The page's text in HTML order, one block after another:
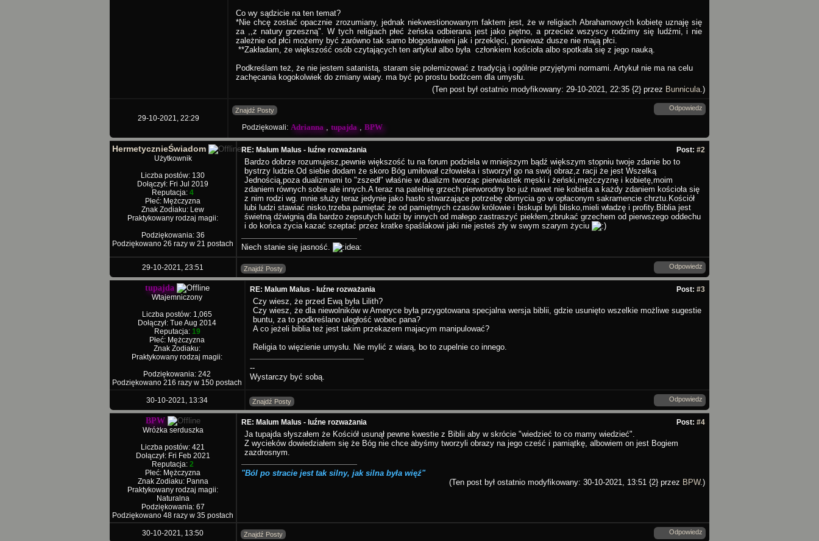
Co wy sądzicie na ten temat?
*Nie chcę zostać opacznie zrozumiany, jednak niekwestionowanym faktem jest, że w religiach Abrahamowych kobietę uznaję się
za ,,z natury grzeszną". W tych religiach płeć żeńska odbierana jest jako piętno, a przecież wszyscy rodzimy się ludźmi, i nie
zależnie od płci możemy być zarówno tak samo błogosławieni jak i przeklęci, ponieważ dusze nie mają płci.
**Zakładam, że większość osób czytających ten artykuł albo była członkiem kościoła albo spotkała się z jego nauką.
Podkreślam też, że nie jestem satanistą, staram się polemizować z tradycją i ogólnie przyjętymi normami. Artykuł nie ma na celu
zachęcania kogokolwiek do zmiany wiary. ma być po prostu bodźcem dla umysłu.
(Ten post był ostatnio modyfikowany: 29-10-2021, 22:35 {2} przez Bunnicula.)
29-10-2021, 22:29
Znajdź Posty Odpowiedz
Podziękowali: Adrianna , tupajda, BPW
HermetycznieŚwiadom
Użytkownik
Liczba postów: 130
Dołączył: Fri Jul 2019
Reputacja: 4
Płeć: Mężczyzna
Znak Zodiaku: Lew
Praktykowany rodzaj magii:
Podziękowania: 36
Podziękowano 26 razy w 21 postach
Post: #2
RE: Malum Malus - luźne rozważania
Bardzo dobrze rozumujesz,pewnie większość tu na forum podziela w mniejszym bądź większym stopniu twoje zdanie bo to
bystrzy ludzie.Od siebie dodam że skoro Bóg umiłował człowieka i stworzył go na swój obraz,z racji że jest Wszelką
Jednością,poza dualizmami to "zszedł" właśnie w dualizm tworząc pierwiastek męski i żeński,mężczyznę i kobietę,moim
zdaniem równych sobie ale innych.A teraz na patelnię grzech pierworodny bo już nawet nie kobieta a każdy zdaniem kościoła się
z nim rodzi wg. mnie służy teraz jedynie jako hasło stwarzające potrzebę obmycia go w opłaconym sakramencie chrztu.Kościół
lubi ludzi stawiać nisko,trzeba pamiętać że od pamiętnych czasów królowie i biskupi byli blisko,mieli władzę i profity.Biblia jest
świetną dźwignią dla bardzo zepsutych ludzi by innych od małego zastraszyć piekłem,zbrukać grzechem od pierwszego oddechu
i do końca życia kazać szeptać przez kratke spaślakowi jaki nie jesteś zły w swym szarym życiu
Niech stanie się jasność.
29-10-2021, 23:51 Znajdź Posty Odpowiedz
tupajda
Wtajemniczony
Liczba postów: 1,065
Dołączył: Tue Aug 2014
Reputacja: 19
Płeć: Mężczyzna
Znak Zodiaku:
Praktykowany rodzaj magii:
Podziękowania: 242
Podziękowano 216 razy w 150 postach
Post: #3
RE: Malum Malus - luźne rozważania
Czy wiesz, że przed Ewą była Lilith?
Czy wiesz, że dla niewolników w Ameryce była przygotowana specjalna wersja biblii, gdzie usunięto wszelkie możliwe sugestie
buntu, za to podkreślano uległość wobec pana?
A co jeżeli biblia też jest takim przekazem majacym manipulować?
Religia to więzienie umysłu. Nie mylić z wiarą, bo to zupelnie co innego.
--
Wystarczy być sobą.
30-10-2021, 13:34 Znajdź Posty Odpowiedz
BPW
Wróżka serduszka
Liczba postów: 421
Dołączył: Fri Feb 2021
Reputacja: 2
Płeć: Mężczyzna
Znak Zodiaku: Panna
Praktykowany rodzaj magii:
Naturalna
Podziękowania: 67
Podziękowano 48 razy w 35 postach
Post: #4
RE: Malum Malus - luźne rozważania
Ja tupajda słyszałem że Kościół usunął pewne kwestie z Biblii aby w skrócie "wiedzieć to co mamy wiedzieć".
Z wycieków dowiedziałem się że Bóg nie chce abyśmy tworzyli obrazy na jego cześć i pamiątkę, albowiem on jest Bogiem
zazdrosnym.
"Ból po stracie jest tak silny, jak silna była więź"
(Ten post był ostatnio modyfikowany: 30-10-2021, 13:51 {2} przez BPW.)
30-10-2021, 13:50 Znajdź Posty Odpowiedz